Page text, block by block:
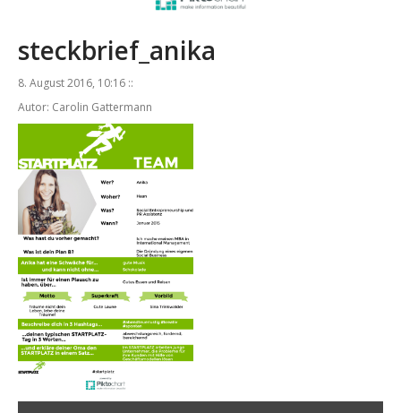
steckbrief_anika
8. August 2016, 10:16 ::
Autor: Carolin Gattermann